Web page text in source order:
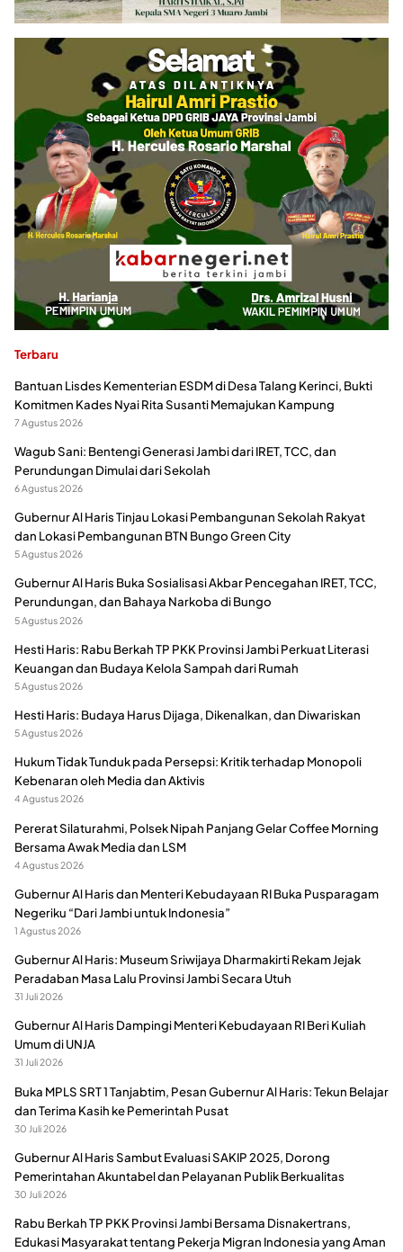
Terbaru
Bantuan Lisdes Kementerian ESDM di Desa Talang Kerinci, Bukti
Komitmen Kades Nyai Rita Susanti Memajukan Kampung
7 Agustus 2026
Wagub Sani: Bentengi Generasi Jambi dari IRET, TCC, dan
Perundungan Dimulai dari Sekolah
6 Agustus 2026
Gubernur Al Haris Tinjau Lokasi Pembangunan Sekolah Rakyat
dan Lokasi Pembangunan BTN Bungo Green City
5 Agustus 2026
Gubernur Al Haris Buka Sosialisasi Akbar Pencegahan IRET, TCC,
Perundungan, dan Bahaya Narkoba di Bungo
5 Agustus 2026
Hesti Haris: Rabu Berkah TP PKK Provinsi Jambi Perkuat Literasi
Keuangan dan Budaya Kelola Sampah dari Rumah
5 Agustus 2026
Hesti Haris: Budaya Harus Dijaga, Dikenalkan, dan Diwariskan
5 Agustus 2026
Hukum Tidak Tunduk pada Persepsi: Kritik terhadap Monopoli
Kebenaran oleh Media dan Aktivis
4 Agustus 2026
Pererat Silaturahmi, Polsek Nipah Panjang Gelar Coffee Morning
Bersama Awak Media dan LSM
4 Agustus 2026
Gubernur Al Haris dan Menteri Kebudayaan RI Buka Pusparagam
Negeriku “Dari Jambi untuk Indonesia”
1 Agustus 2026
Gubernur Al Haris: Museum Sriwijaya Dharmakirti Rekam Jejak
Peradaban Masa Lalu Provinsi Jambi Secara Utuh
31 Juli 2026
Gubernur Al Haris Dampingi Menteri Kebudayaan RI Beri Kuliah
Umum di UNJA
31 Juli 2026
Buka MPLS SRT 1 Tanjabtim, Pesan Gubernur Al Haris: Tekun Belajar
dan Terima Kasih ke Pemerintah Pusat
30 Juli 2026
Gubernur Al Haris Sambut Evaluasi SAKIP 2025, Dorong
Pemerintahan Akuntabel dan Pelayanan Publik Berkualitas
30 Juli 2026
Rabu Berkah TP PKK Provinsi Jambi Bersama Disnakertrans,
Edukasi Masyarakat tentang Pekerja Migran Indonesia yang Aman